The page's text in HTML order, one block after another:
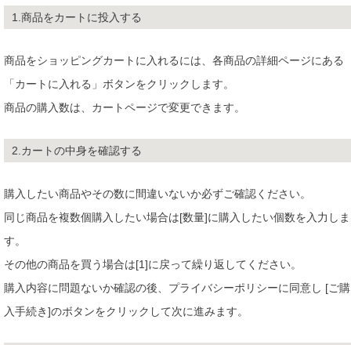
1.商品をカートに投入する
商品をショッピングカートに入れるには、各商品の詳細ページにある
「カートに入れる」ボタンをクリックします。
商品の購入数は、カートページで変更できます。
2.カートの中身を確認する
購入したい商品やその数に間違いないか必ずご確認ください。
同じ商品を複数個購入したい場合は[数量]に購入したい個数を入力しま
す。
その他の商品を買う場合は[1]に戻って繰り返してください。
購入内容に問題ないか確認の後、プライバシーポリシーに同意し [ご購
入手続き]のボタンをクリックして次に進みます。